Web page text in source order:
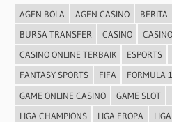
AGEN BOLA AGEN CASINO BERITA
BURSA TRANSFER
CASINO
CASINO ONLINE TERBAIK
ESPORTS
FANTASY SPORTS
FIFA FORMULA 1
GAME ONLINE CASINO
GAME SLOT
LIGA CHAMPIONS
LIGA EROPA